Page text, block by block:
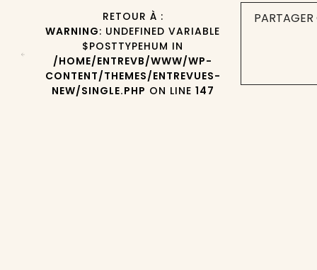
RETOUR À :
WARNING: UNDEFINED VARIABLE
$POSTTYPEHUM IN
/HOME/ENTREVB/WWW/WP-
CONTENT/THEMES/ENTREVUES-
NEW/SINGLE.PHP ON LINE 147